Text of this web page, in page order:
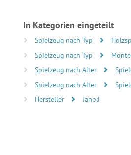
In Kategorien eingeteilt
Spielzeug nach Typ
Spielzeug nach Typ
Spielzeug nach Alter
Spielzeug nach Alter
Hersteller
Janod